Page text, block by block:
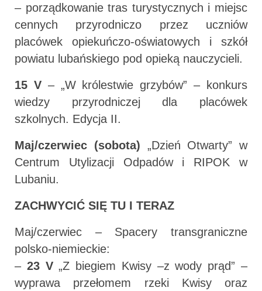
– porządkowanie tras turystycznych i miejsc
cennych przyrodniczo przez uczniów
placówek opiekuńczo-oświatowych i szkół
powiatu lubańskiego pod opieką nauczycieli.
15 V – „W królestwie grzybów” – konkurs
wiedzy przyrodniczej dla placówek
szkolnych. Edycja II.
Maj/czerwiec (sobota) „Dzień Otwarty” w
Centrum Utylizacji Odpadów i RIPOK w
Lubaniu.
ZACHWYCIĆ SIĘ TU I TERAZ
Maj/czerwiec – Spacery transgraniczne
polsko-niemieckie:
– 23 V„Z biegiem Kwisy –z wody prąd” –
wyprawa przełomem rzeki Kwisy oraz